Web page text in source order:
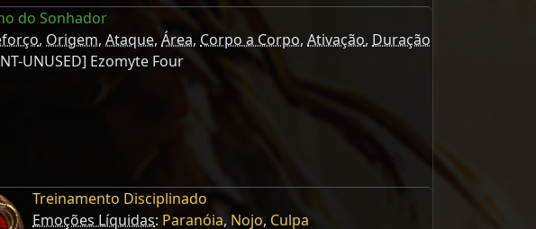
do Sonhador
, Origem, Ataque, Área, Corpo a Corpo, Ativação, Duração
UNUSED] Ezomyte Four
Treinamento Disciplinado
Emoções Líquidas: Paranóia, Nojo, Culpa